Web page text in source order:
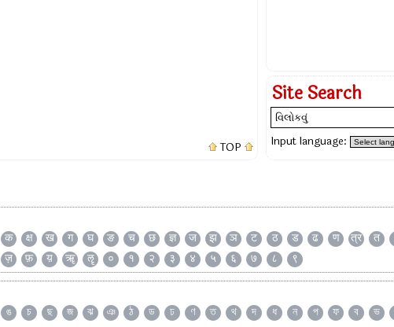
TOP
Site Search
Input language:
क क्ष ख ग घ ङ च छ ज्ञ ज झ ञ ट ठ ड ढ ण त्र त
ज़ फ़ य़ ॠ ॡ ० १ २ ३ ४ ५ ६ ७ ८ ९
ঙ চ ছ জ ঝ ঞ ঠ ড ঢ ণ ত থ দ ধ ন প ফ ব ভ